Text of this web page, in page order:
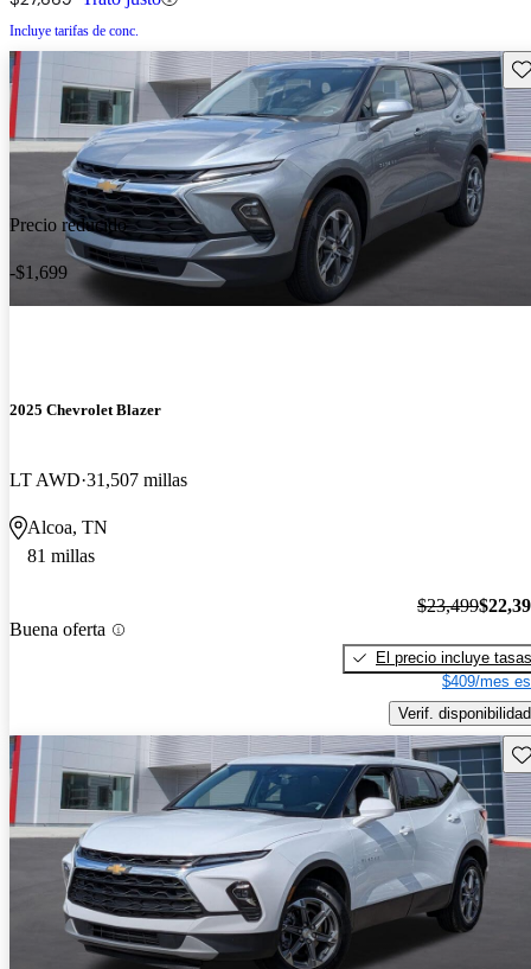
Incluye tarifas de conc.
Precio reducido
-$1,699
2025 Chevrolet Blazer
LT AWD 31,507 millas
Alcoa, TN
81 millas
Buena oferta
$23,499
El precio incluye tasas
$409/mes
Verif. disponibilidad